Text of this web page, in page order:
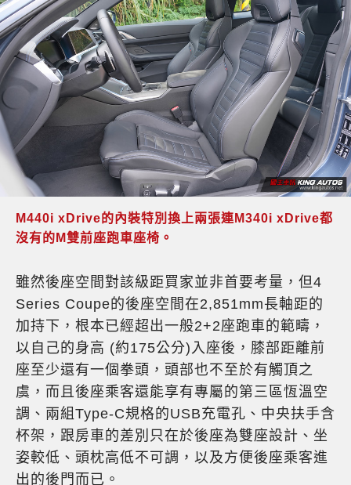
M440i xDrive的內裝特別換上兩張連M340i xDrive都
沒有的M雙前座跑車座椅。
雖然後座空間對該級距買家並非首要考量，但4
Series Coupe的後座空間在2,851mm長軸距的
加持下，根本已經超出一般2+2座跑車的範疇，
以自己的身高 (約175公分)入座後，膝部距離前
座至少還有一個拳頭，頭部也不至於有觸頂之
虞，而且後座乘客還能享有專屬的第三區恆溫空
調、兩組Type-C規格的USB充電孔、中央扶手含
杯架，跟房車的差別只在於後座為雙座設計、坐
姿較低、頭枕高低不可調，以及方便後座乘客進
出的後門而已。